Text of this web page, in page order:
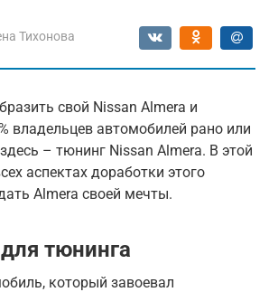
Тихонова
свой Nissan Almera и
владельцев автомобилей рано или
– тюнинг Nissan Almera. В этой
аспектах доработки этого
Almera своей мечты.
тюнинга
который завоевал